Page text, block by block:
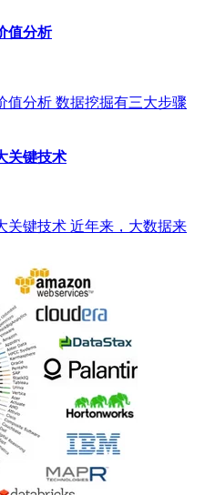
值分析
值分析 数据挖掘有三大步骤
关键技术
关键技术 近年来，大数据来